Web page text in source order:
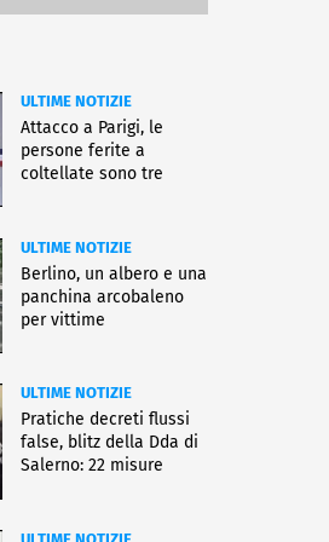
ULTIME NOTIZIE
Attacco a Parigi, le
persone ferite a
coltellate sono tre
ULTIME NOTIZIE
Berlino, un albero e una
panchina arcobaleno
per vittime
ULTIME NOTIZIE
Pratiche decreti flussi
false, blitz della Dda di
Salerno: 22 misure